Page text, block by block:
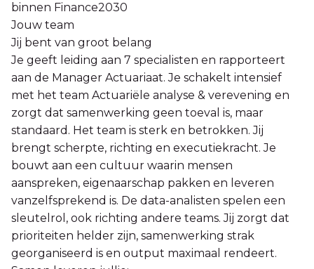
binnen Finance2030
Jouw team
Jij bent van groot belang
Je geeft leiding aan 7 specialisten en rapporteert
aan de Manager Actuariaat. Je schakelt intensief
met het team Actuariële analyse & verevening en
zorgt dat samenwerking geen toeval is, maar
standaard. Het team is sterk en betrokken. Jij
brengt scherpte, richting en executiekracht. Je
bouwt aan een cultuur waarin mensen
aanspreken, eigenaarschap pakken en leveren
vanzelfsprekend is. De data-analisten spelen een
sleutelrol, ook richting andere teams. Jij zorgt dat
prioriteiten helder zijn, samenwerking strak
georganiseerd is en output maximaal rendeert.